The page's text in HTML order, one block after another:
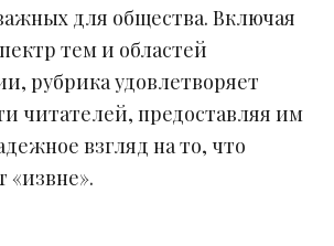
для общества. Включая
тем и областей
рубрика удовлетворяет
читателей, предоставляя им
взгляд на то, что
«извне».